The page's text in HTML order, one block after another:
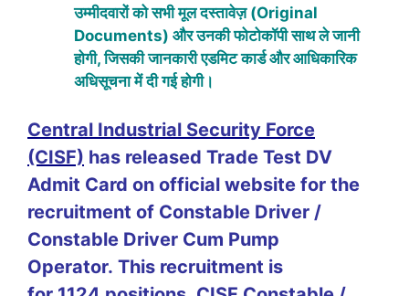
उम्मीदवारों को सभी मूल दस्तावेज़ (Original
Documents) और उनकी फोटोकॉपी साथ ले जानी
होगी, जिसकी जानकारी एडमिट कार्ड और आधिकारिक
अधिसूचना में दी गई होगी।
Central Industrial Security Force
(CISF) has released Trade Test DV
Admit Card on official website for the
recruitment of Constable Driver /
Constable Driver Cum Pump
Operator. This recruitment is